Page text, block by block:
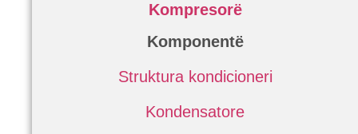
Kompresorë
Komponentë
Struktura kondicioneri
Kondensatore